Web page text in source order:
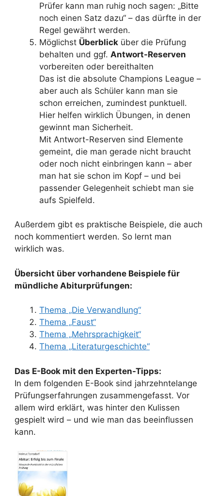
Prüfer kann man ruhig noch sagen: „Bitte
noch einen Satz dazu“ – das dürfte in der
Regel gewährt werden.
Möglichst Überblick über die Prüfung
behalten und ggf. Antwort-Reserven
vorbereiten oder bereithalten
Das ist die absolute Champions League –
aber auch als Schüler kann man sie
schon erreichen, zumindest punktuell.
Hier helfen wirklich Übungen, in denen
gewinnt man Sicherheit.
Mit Antwort-Reserven sind Elemente
gemeint, die man gerade nicht braucht
oder noch nicht einbringen kann – aber
man hat sie schon im Kopf – und bei
passender Gelegenheit schiebt man sie
aufs Spielfeld.
Außerdem gibt es praktische Beispiele, die auch
noch kommentiert werden. So lernt man
wirklich was.
Übersicht über vorhandene Beispiele für
mündliche Abiturprüfungen:
Thema „Die Verwandlung“
Thema „Faust“
Thema „Mehrsprachigkeit“
Thema „Literaturgeschichte“
Das E-Book mit den Experten-Tipps:
In dem folgenden E-Book sind jahrzehntelange
Prüfungserfahrungen zusammengefasst. Vor
allem wird erklärt, was hinter den Kulissen
gespielt wird – und wie man das beeinflussen
kann.